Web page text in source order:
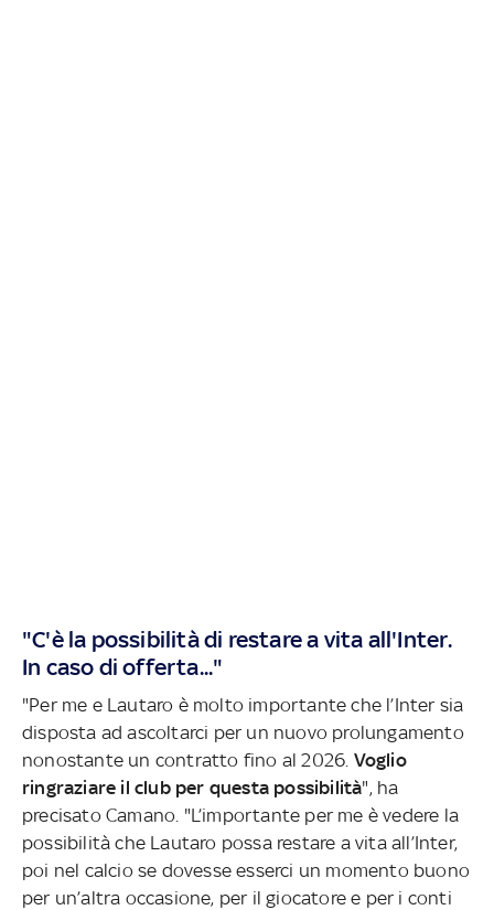
"C'è la possibilità di restare a vita all'Inter.
In caso di offerta..."
"Per me e Lautaro è molto importante che l’Inter sia
disposta ad ascoltarci per un nuovo prolungamento
nonostante un contratto fino al 2026. Voglio
ringraziare il club per questa possibilità", ha
precisato Camano. "L’importante per me è vedere la
possibilità che Lautaro possa restare a vita all’Inter,
poi nel calcio se dovesse esserci un momento buono
per un’altra occasione, per il giocatore e per i conti